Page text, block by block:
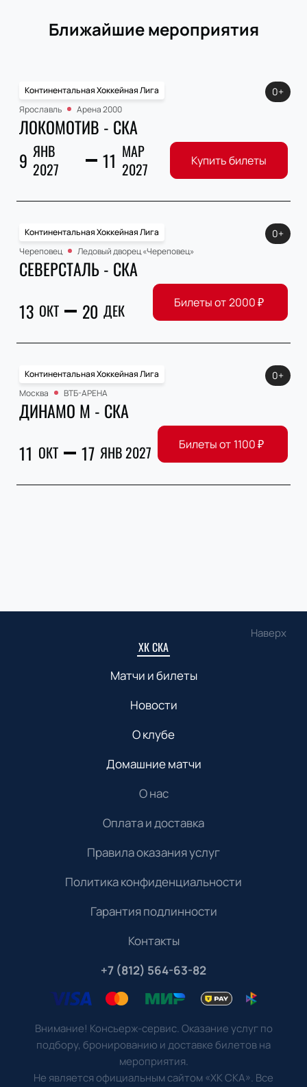
Ближайшие мероприятия
Континентальная Хоккейная Лига
Ярославль
Арена 2000
ЛОКОМОТИВ - СКА
9 ЯНВ
2027
11 МАР
2027
0+
Купить билеты
Континентальная Хоккейная Лига
Череповец
Ледовый дворец «Череповец»
СЕВЕРСТАЛЬ - СКА
13 ОКТ 20 ДЕК
0+
Билеты от2000₽
Континентальная Хоккейная Лига
Москва
ВТБ-АРЕНА
ДИНАМО М - СКА
11 ОКТ 17 ЯНВ 2027
0+
Билеты от 1100₽
Наверх
ХК СКА
Матчи и билеты
Новости
О клубе
Домашние матчи
О нас
Оплата и доставка
Правила оказания услуг
Политика конфиденциальности
Гарантия подлинности
Контакты
+7 (812) 564-63-82
Внимание! Консьерж-сервис. Оказание услуг по
подбору, бронированию и доставке билетов на
мероприятия.
Не является официальным сайтом «ХК СКА». Все